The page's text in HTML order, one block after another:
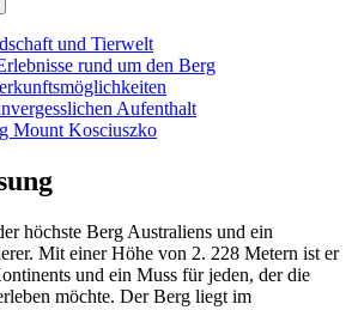
und Tierwelt
rund um den Berg
Aufenthalt
Mount Kosciuszko
höchste Berg Australiens und ein
Mit einer Höhe von 2. 228 Metern ist er
und ein Muss für jeden, der die
möchte. Der Berg liegt im